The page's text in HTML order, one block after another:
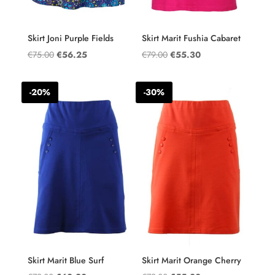
Skirt Joni Purple Fields
€75.00 Oorspronkelijke
was:
€75.00.
€56.25Huidige
€56.25.
Skirt Marit Fushia Cabaret
€79.00 Oorspronkelijke
was:
€79.00.
€55.30Huidige
€55.30.
-20%
Skirt Marit Blue Surf
-30%
Skirt Marit Orange Cherry